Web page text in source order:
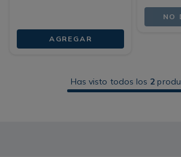
AGREGAR
NO
Has visto todos los 2